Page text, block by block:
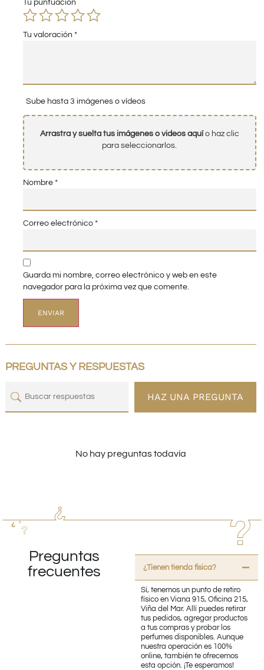
Tu puntuación
Tu valoración *
Sube hasta 3 imágenes o vídeos
Arrastra y suelta tus imágenes o videos aquío haz clic
para seleccionarlos.
Nombre *
Correo electrónico *
Guarda mi nombre, correo electrónico y web en este
navegador para la próxima vez que comente.
PREGUNTAS Y RESPUESTAS
HAZ UNA PREGUNTA
No hay preguntas todavía
Preguntas
frecuentes
¿Tienen tienda fisica?
Sí, tenemos un punto de retiro
físico en Viana 915, Oficina 215,
Viña del Mar. Allí puedes retirar
tus pedidos, agregar productos
a tus compras y probar los
perfumes disponibles. Aunque
nuestra operación es 100%
online, también te ofrecemos
esta opción. ¡Te esperamos!